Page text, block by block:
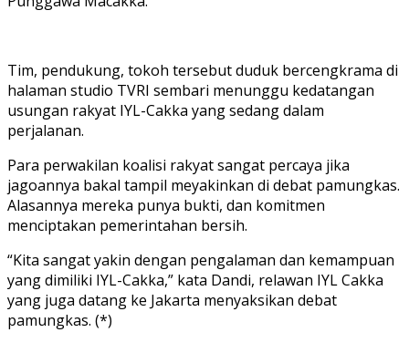
Tim, pendukung, tokoh tersebut duduk bercengkrama di
halaman studio TVRI sembari menunggu kedatangan
usungan rakyat IYL-Cakka yang sedang dalam
perjalanan.
Para perwakilan koalisi rakyat sangat percaya jika
jagoannya bakal tampil meyakinkan di debat pamungkas.
Alasannya mereka punya bukti, dan komitmen
menciptakan pemerintahan bersih.
“Kita sangat yakin dengan pengalaman dan kemampuan
yang dimiliki IYL-Cakka,” kata Dandi, relawan IYL Cakka
yang juga datang ke Jakarta menyaksikan debat
pamungkas. (*)